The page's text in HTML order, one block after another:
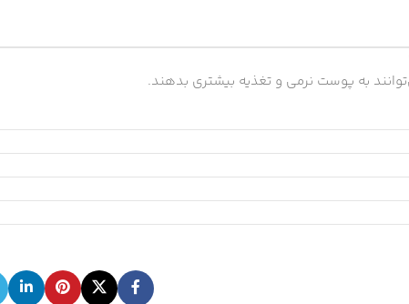
به پوست نرمی و تغذیه بیشتری بدهند.